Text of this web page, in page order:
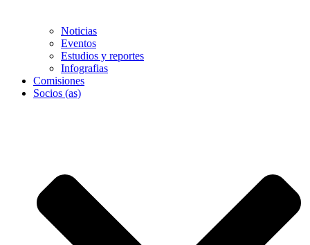
Noticias
Eventos
Estudios y reportes
Infografias
Comisiones
Socios (as)